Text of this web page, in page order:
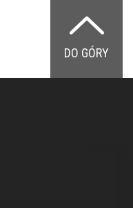
DO GÓRY